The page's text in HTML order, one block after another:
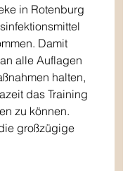
in Rotenburg
Damit
alle Auflagen
halten,
das Training
zu können.
großzügige